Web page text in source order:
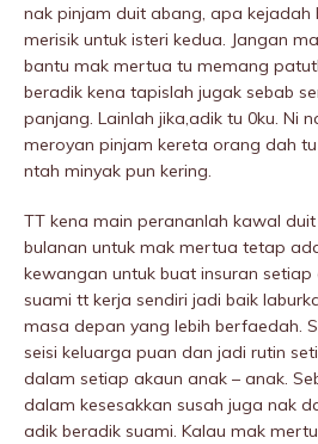
nak pinjam duit abang, apa kejadah
merisik untuk isteri kedua. Jangan
bantu mak mertua tu memang
beradik kena tapislah jugak sebab
panjang. Lainlah jika,adik tu 0ku. Ni
meroyan pinjam kereta orang dah
ntah minyak pun kering.
TT kena main perananlah kawal
bulanan untuk mak mertua tetap
kewangan untuk buat insuran setiap
suami tt kerja sendiri jadi baik
masa depan yang lebih berfaedah.
seisi keluarga puan dan jadi rutin
dalam setiap akaun anak – anak.
dalam kesesakkan susah juga nak
adik beradik suami. Kalau mak